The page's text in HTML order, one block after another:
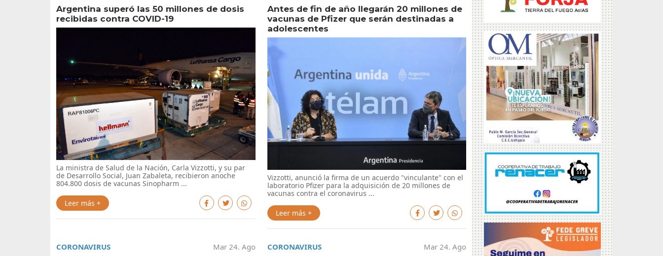
Argentina superó las 50 millones de dosis
recibidas contra COVID-19
La ministra de Salud de la Nación, Carla Vizzotti, y su par
de Desarrollo Social, Juan Zabaleta, recibieron anoche
804.800 dosis de vacunas Sinopharm ...
Leer más +
Antes de fin de año llegarán 20 millones de
vacunas de Pfizer que serán destinadas a
adolescentes
Vizzotti, anunció la firma de un acuerdo "vinculante" con el
laboratorio Pfizer para la adquisición de 20 millones de
vacunas contra el coronavirus ...
Leer más +
CORONAVIRUS
Mar 24. Ago
CORONAVIRUS
Mar 24. Ago